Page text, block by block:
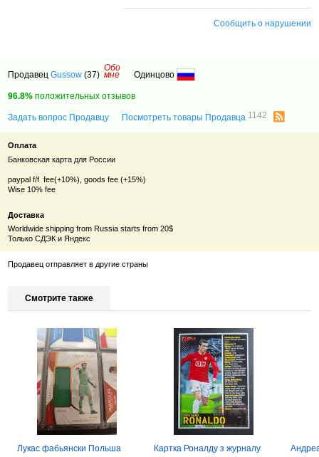
Сообщить о нарушении
ПродавецGussow (37)
Обо
мне Одинцово
96.8% положительных отзывов
Задать вопрос Продавцу Посмотреть товары Продавца 1142
Оплата
Банковская карта для России
paypal f/f fee(+10%), goods fee (+15%)
Wise 10% fee
Доставка
Worldwide shipping from Russia starts from 20$
Только СДЭК и Яндекс
Продавец отправляет в другие страны
Смотрите также
Лукас фабьянски Польша
Картка Роналду з журналу